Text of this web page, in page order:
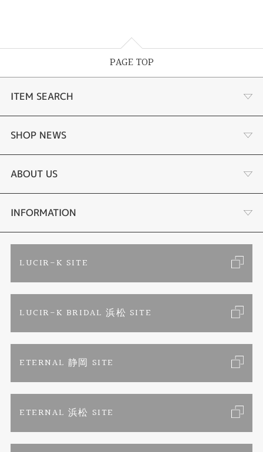
※限定品のため素材の変更は不可になります。
※その他の特典との併用は不可とさせていただきます。
PAGE TOP
ITEM SEARCH
婚約指輪
結婚指輪
セットリング
エタニティリング
婚約ネックレス
真珠ネックレス
SHOP NEWS
商品一覧
ブランドリスト
トピックス
リフォーム
ABOUT US
店舗情報・会社概要
お問い合わせ
INFORMATION
特定商取引に関する表記
LUCIR-K SITE
LUCIR-K BRIDAL 浜松 SITE
ETERNAL 静岡 SITE
ETERNAL 浜松 SITE